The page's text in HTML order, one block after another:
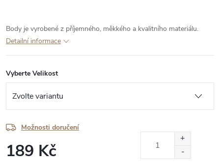
Body je vyrobené z příjemného, měkkého a kvalitního materiálu.
Detailní informace
Vyberte Velikost
Možnosti doručení
189 Kč